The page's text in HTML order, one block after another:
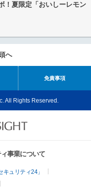
！夏限定「おいしーレモン
へ
免責事項
All Rights Reserved.
事業について
ュリティ24」